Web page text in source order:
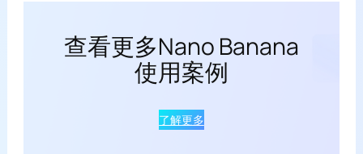
查看更多Nano Banana
使用案例
了解更多